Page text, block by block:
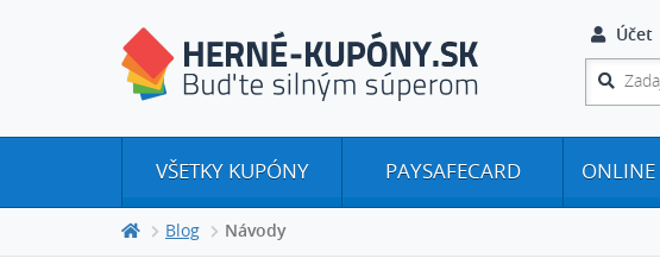
Účet
VŠETKY KUPÓNY PAYSAFECARD ONLINE
Blog Návody